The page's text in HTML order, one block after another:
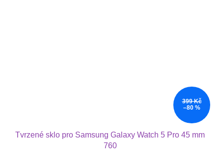
399 Kč
–80 %
Tvrzené sklo pro Samsung Galaxy Watch 5 Pro 45 mm
760